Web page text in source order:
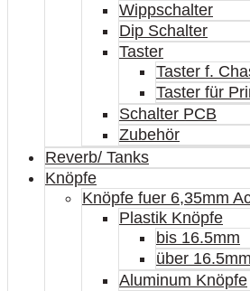
Wippschalter
Dip Schalter
Taster
Taster f.
Taster für
Schalter PCB
Zubehör
Reverb/ Tanks
Knöpfe
Knöpfe fuer 6,35mm
Plastik Knöpfe
bis 16.5mm
über 16.5mm
Aluminum Knöpfe